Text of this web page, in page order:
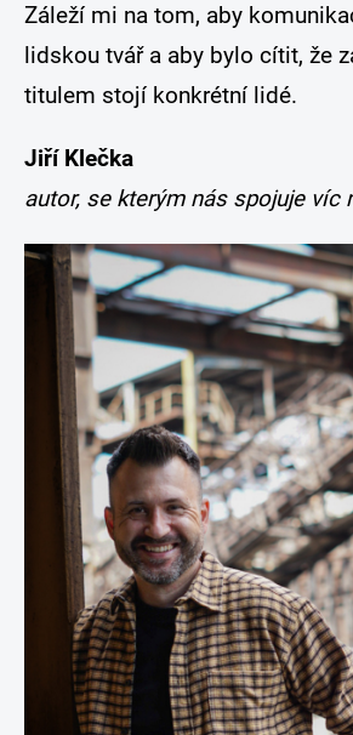
Záleží mi na tom, aby
lidskou tvář a aby bylo cítit, že
titulem stojí konkrétní lidé.
Jiří Klečka
autor, se kterým nás spojuje víc